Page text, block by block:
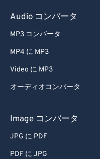
Audio コンバータ
MP3 コンバータ
MP4 に MP3
Video に MP3
オーディオコンバータ
Image コンバータ
JPG に PDF
PDF に JPG